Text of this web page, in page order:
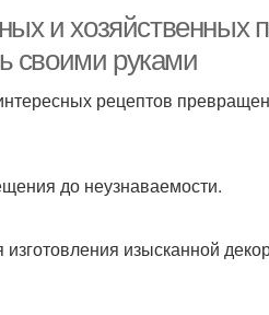
и хозяйственных
своими руками
рецептов
до неузнаваемости.
изысканной